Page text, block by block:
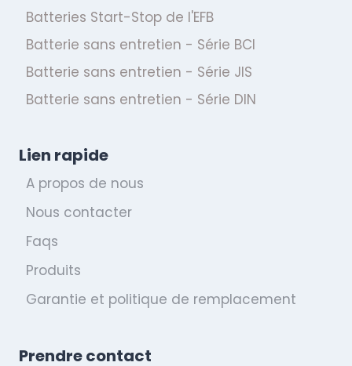
Batteries Start-Stop de l'EFB
Batterie sans entretien - Série BCI
Batterie sans entretien - Série JIS
Batterie sans entretien - Série DIN
Lien rapide
A propos de nous
Nous contacter
Faqs
Produits
Garantie et politique de remplacement
Prendre contact